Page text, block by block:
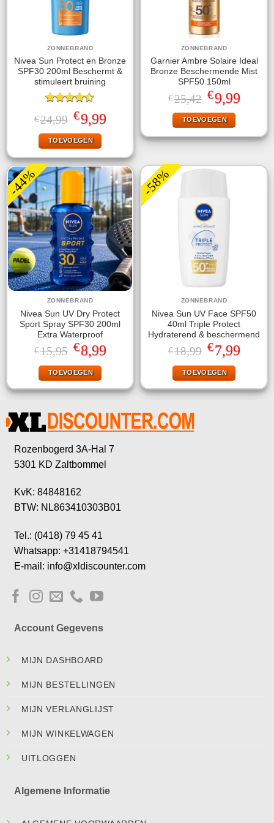
ZONNEBRAND
Nivea Sun Protect en Bronze
SPF30 200ml Beschermt &
stimuleert bruining
Gewaardeerd
4.44uit 5
€24,99 Oorspronkelijke
prijs
was:
€24,99.
€9,99Huidige
prijs
TOEVOEGEN
ZONNEBRAND
Garnier Ambre Solaire Ideal
Bronze Beschermende Mist
SPF50 150ml
€25,42 Oorspronkelijke
prijs
was:
€25,42.
€9,99Huidige
prijs
TOEVOEGEN
-44%
ZONNEBRAND
Nivea Sun UV Dry Protect
Sport Spray SPF30 200ml
Extra Waterproof
€15,95 Oorspronkelijke
prijs
was:
€15,95.
€8,99Huidige
prijs
TOEVOEGEN
-58%
ZONNEBRAND
Nivea Sun UV Face SPF50
40ml Triple Protect
Hydraterend & beschermend
€18,99 Oorspronkelijke
prijs
was:
€18,99.
€7,99Huidige
prijs
TOEVOEGEN
Rozenbogerd 3A-Hal 7
5301 KD Zaltbommel
KvK: 84848162
BTW: NL863410303B01
Tel.: (0418) 79 45 41
Whatsapp: +31418794541
E-mail: info@xldiscounter.com
Account Gegevens
MIJN DASHBOARD
MIJN BESTELLINGEN
MIJN VERLANGLIJST
MIJN WINKELWAGEN
UITLOGGEN
Algemene Informatie